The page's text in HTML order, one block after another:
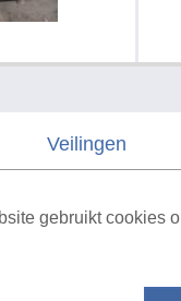
Veilingen
gebruikt cookies